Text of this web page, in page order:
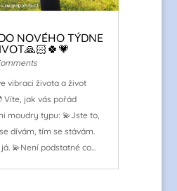
NOVÉHO TÝDNE
vibraci života a život
Víte, jak vás pořád
moudry typu: 💫Jste to,
dívám, tím se stávám.
💫Není podstatné co...